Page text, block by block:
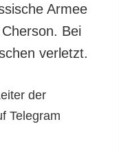
Armee
Bei
verletzt.
der
Telegram